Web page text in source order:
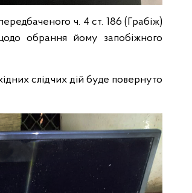
ч. 4 ст. 186 (Грабіж)
обрання йому запобіжного
слідчих дій буде повернуто